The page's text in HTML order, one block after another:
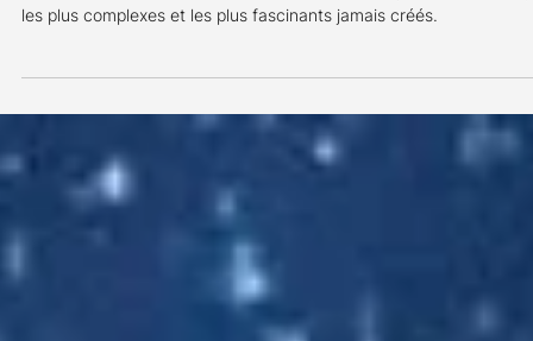
Qui est le Dr Doom, l’ombre qui plane sur Marvel ?
Depuis plus de six décennies, Victor von Doom domine les pages
comics MARVEL comme l’un des adversaires les plus redoutables,
les plus complexes et les plus fascinants jamais créés.